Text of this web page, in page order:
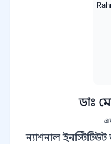
ডাঃ
ন্যাশনাল